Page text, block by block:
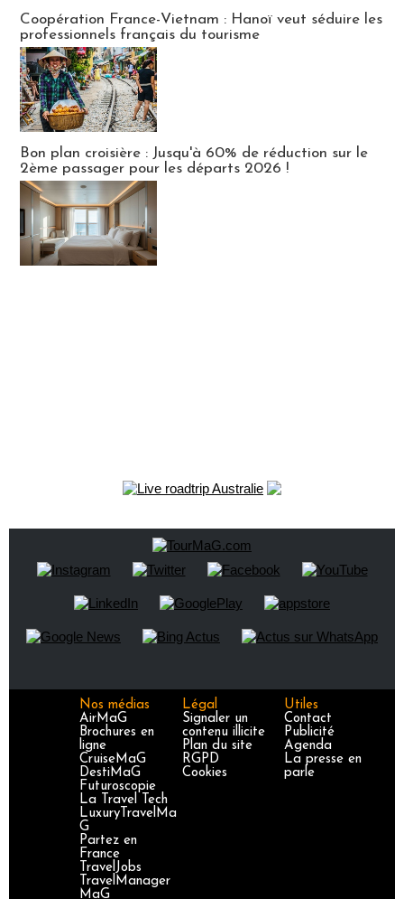
Coopération France-Vietnam : Hanoï veut séduire les
professionnels français du tourisme
Bon plan croisière : Jusqu'à 60% de réduction sur le
2ème passager pour les départs 2026 !
Nos médias
AirMaG
Brochures en
ligne
CruiseMaG
DestiMaG
Futuroscopie
La Travel Tech
LuxuryTravelMa
G
Partez en
France
TravelJobs
TravelManager
MaG
Légal
Signaler un
contenu illicite
Plan du site
RGPD
Cookies
Utiles
Contact
Publicité
Agenda
La presse en
parle